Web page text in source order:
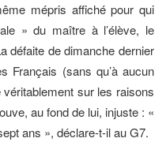
mépris affiché pour qui
» du maître à l’élève, le
défaite de dimanche dernier
Français (sans qu’à aucun
sur les raisons
au fond de lui, injuste : «
ans », déclare-t-il au G7.